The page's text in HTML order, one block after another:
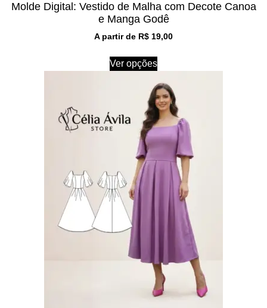
Molde Digital: Vestido de Malha com Decote Canoa
e Manga Godê
A partir de R$ 19,00
Ver opções